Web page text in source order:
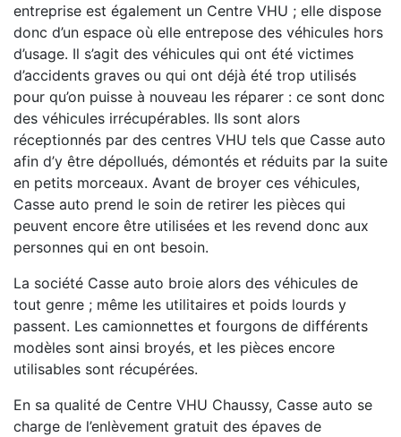
entreprise est également un Centre VHU ; elle dispose
donc d’un espace où elle entrepose des véhicules hors
d’usage. Il s’agit des véhicules qui ont été victimes
d’accidents graves ou qui ont déjà été trop utilisés
pour qu’on puisse à nouveau les réparer : ce sont donc
des véhicules irrécupérables. Ils sont alors
réceptionnés par des centres VHU tels que Casse auto
afin d’y être dépollués, démontés et réduits par la suite
en petits morceaux. Avant de broyer ces véhicules,
Casse auto prend le soin de retirer les pièces qui
peuvent encore être utilisées et les revend donc aux
personnes qui en ont besoin.
La société Casse auto broie alors des véhicules de
tout genre ; même les utilitaires et poids lourds y
passent. Les camionnettes et fourgons de différents
modèles sont ainsi broyés, et les pièces encore
utilisables sont récupérées.
En sa qualité de Centre VHU Chaussy, Casse auto se
charge de l’enlèvement gratuit des épaves de